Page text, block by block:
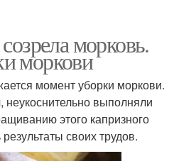
морковь.
моркови
момент уборки моркови.
выполняли
этого капризного
своих трудов.